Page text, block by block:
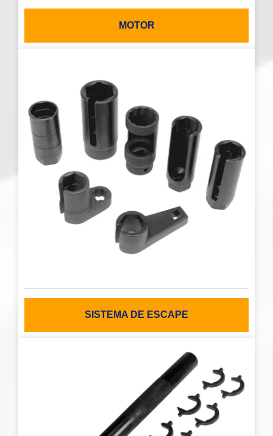
MOTOR
SISTEMA DE ESCAPE